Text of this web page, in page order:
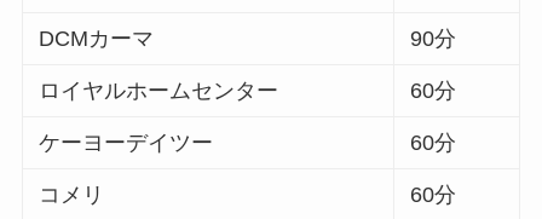
DCMカーマ 90分
ロイヤルホームセンター 60分
ケーヨーデイツー 60分
コメリ 60分